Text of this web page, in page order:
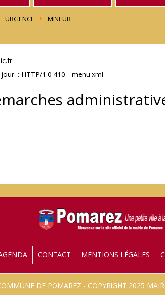
URGENCE MINEUR
: HTTP/1.0 410 - menu.xml
CONTACT MENTIONS LÉGALES
DE POMAREZ - COPYRIGHT 2025